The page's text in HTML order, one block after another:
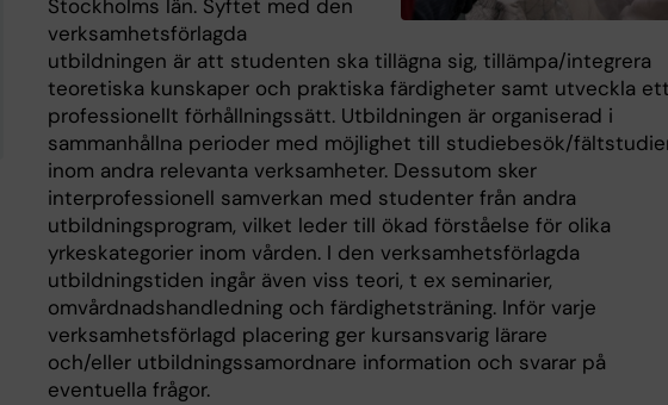
Stockholms län. Syftet med den
verksamhetsförlagda
utbildningen är att studenten ska tillägna sig, tillämpa/integrera
teoretiska kunskaper och praktiska färdigheter samt utveckla
professionellt förhållningssätt. Utbildningen är organiserad i
sammanhållna perioder med möjlighet till studiebesök/
inom andra relevanta verksamheter. Dessutom sker
interprofessionell samverkan med studenter från andra
utbildningsprogram, vilket leder till ökad förståelse för olika
yrkeskategorier inom vården. I den verksamhetsförlagda
utbildningstiden ingår även viss teori, t ex seminarier,
omvårdnadshandledning och färdighetsträning. Inför varje
verksamhetsförlagd placering ger kursansvarig lärare
och/eller utbildningssamordnare information och svarar på
eventuella frågor.